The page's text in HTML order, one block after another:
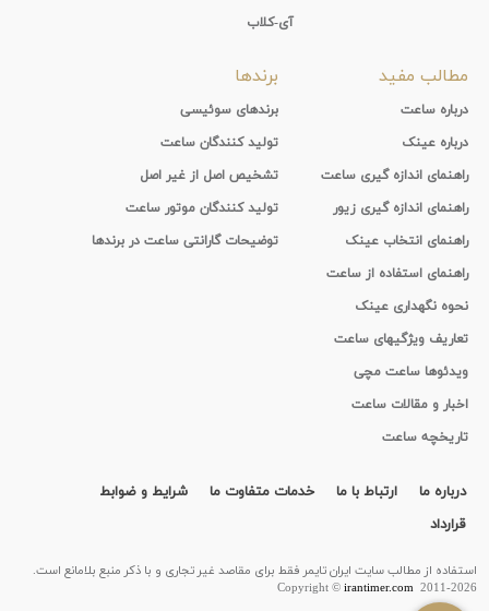
آی-کلاب
مطالب مفید
درباره ساعت
درباره عینک
راهنمای اندازه گیری ساعت
راهنمای اندازه گیری زیور
راهنمای انتخاب عینک
راهنمای استفاده از ساعت
نحوه نگهداری عینک
تعاریف ویژگیهای ساعت
ویدئوها ساعت مچی
اخبار و مقالات ساعت
تاریخچه ساعت
برندها
برندهای سوئیسی
تولید کنندگان ساعت
تشخیص اصل از غیر اصل
تولید کنندگان موتور ساعت
توضیحات گارانتی ساعت در برندها
درباره ما ارتباط با ما خدمات متفاوت ما
شرایط و ضوابط
قرارداد
استفاده از مطالب سايت ایران تایمر فقط برای مقاصد غیر تجاری و با ذکر منبع بلامانع است.
Copyright ©irantimer.com2011-2026